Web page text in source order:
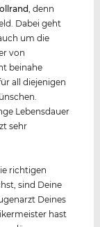
, denn
Dabei geht
um die
von
beinahe
all diejenigen
Lebensdauer
sehr
richtigen
sind Deine
Deines
hast